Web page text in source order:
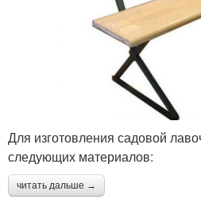
Для изготовления садовой
следующих материалов:
читать дальше →